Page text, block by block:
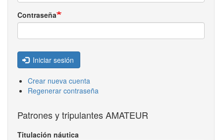
Contraseña
Iniciar sesión
Crear nueva cuenta
Regenerar contraseña
Patrones y tripulantes AMATEUR
Titulación náutica